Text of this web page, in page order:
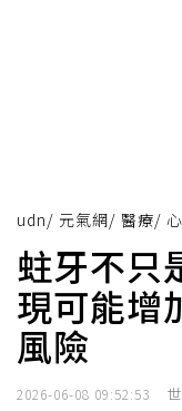
udn/ 元氣網/ 醫療/
蛀牙不只
現可能增
風險
2026-06-08 09:52:53